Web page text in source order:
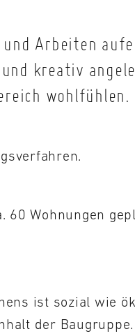
Arbeiten
kreativ
60 Wohnungen
ist sozial wie
der Baugruppe.